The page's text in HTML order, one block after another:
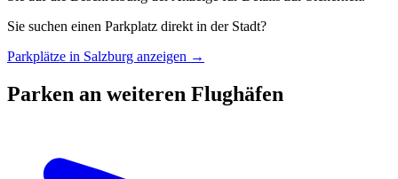
Sie suchen einen Parkplatz direkt in der Stadt?
Parkplätze in Salzburg anzeigen →
Parken an weiteren Flughäfen